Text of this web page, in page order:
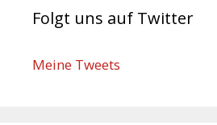
Folgt uns auf Twitter
Meine Tweets